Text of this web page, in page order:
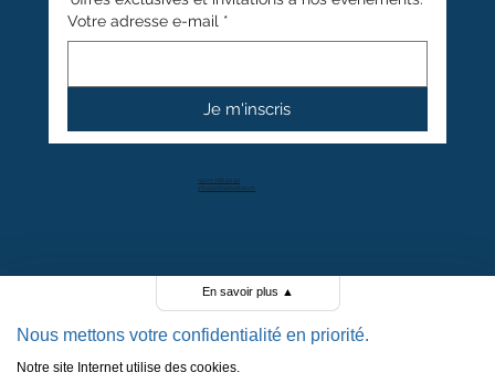
POLITIQUE DE CONFIDENTIALITÉ
+41 27 766 40 40
info@anthamatten.ch
Votre adresse e-mail *
Je m'inscris
4.4
+ de 100 avis clients
En savoir plus ▲
Nous mettons votre confidentialité en priorité.
Notre site Internet utilise des cookies.